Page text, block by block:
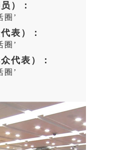
）：
圈’
表）：
圈’
代表）：
圈’